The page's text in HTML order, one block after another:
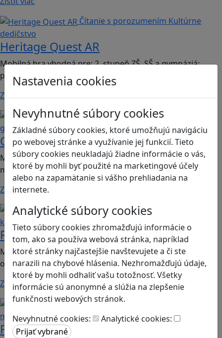
Nastavenia cookies
Nevyhnutné súbory cookies
Základné súbory cookies, ktoré umožňujú navigáciu
po webovej stránke a využívanie jej funkcií. Tieto
súbory cookies neukladajú žiadne informácie o vás,
ktoré by mohli byť použité na marketingové účely
alebo na zapamätanie si vášho prehliadania na
internete.
Analytické súbory cookies
Tieto súbory cookies zhromažďujú informácie o
tom, ako sa používa webová stránka, napríklad
ktoré stránky najčastejšie navštevujete a či ste
narazili na chybové hlásenia. Nezhromažďujú údaje,
ktoré by mohli odhaliť vašu totožnosť. Všetky
informácie sú anonymné a slúžia na zlepšenie
funkčnosti webových stránok.
Nevyhnutné cookies:
Analytické cookies:
Čítanie s porozumením Kultúrne
dedičstvo
Heritage Quest AR
Mobilná hra vhodná pre: 2. stupeň ZŠ, SŠ a gymnáziá;
predmet dejepis.
Zistiť viac
Kritické myslenie
gramotnosť
Chicken Intelligence Agency
Mobilná hra vhodná pre 2. stupeň ZŠ a SŠ; predmety:
mediálna výchova, informatika
Zistiť viac
Ľudské práva a toleranciaSociálne zručnosti a
kooperácia
Romoji
Mobilná hra vhodná pre 2. ročník ZŠ a SŠ; predmety:
občianska náuka, etická výchova.
Zistiť viac
Finančná gramotnosť
myslenie
Finančné príšery